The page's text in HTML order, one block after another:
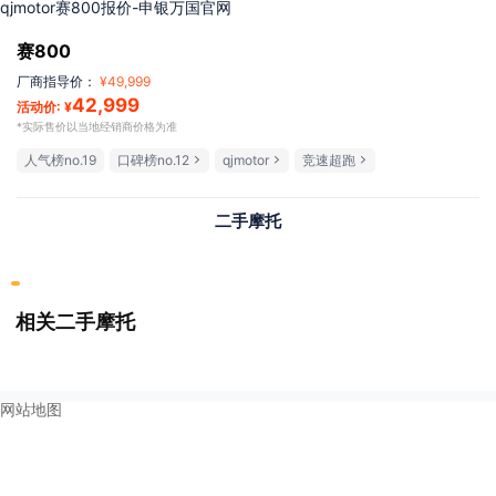
qjmotor赛800报价-申银万国官网
赛800
厂商指导价： ¥49,999
活动价: ¥42,999
*实际售价以当地经销商价格为准
人气榜no.19 口碑榜no.12 qjmotor 竞速超跑
二手摩托
相关二手摩托
网站地图